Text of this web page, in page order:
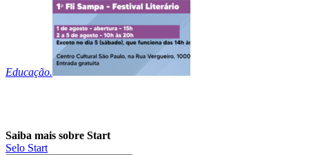
Educação.
Saiba mais sobre Start
Selo Start